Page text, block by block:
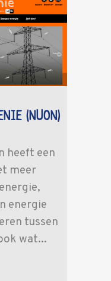
(NUON)
heeft een
meer
energie
tussen
wat...